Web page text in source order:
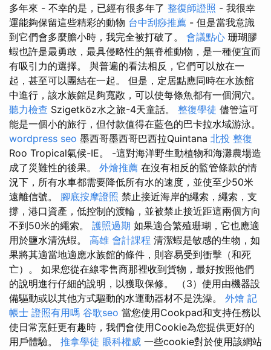
多年來 - 不幸的是，已經有很多年了 整復師證照 - 我很幸
運能夠保留這些精彩的動物 台中刮痧推薦 - 但是當我意識
到它們會多麼膽小時，我完全被打破了。 會議點心 珊瑚膠
蝦也許是最勇敢，最具侵略性的無脊椎動物，是一種便宜而
有吸引力的選擇。 與普遍的看法相反，它們可以放在一
起，甚至可以團結在一起。 但是，定居點應同時在水族館
中進行，該水族館足夠寬敞，可以使每條魚都有一個洞穴。
聽力檢查 Szigetköz水之旅-4天童話。 整復學徒 儘管這可
能是一個小的旅行，但付款值得在藍色的巴卡拉水域游泳。
wordpress seo 墨西哥墨西哥巴西拉Quintana 北投 整復
Roo Tropical氣候-IE。 -這對海洋野生動植物和海灘農場造
成了災難性的後果。 外燴推薦 在沒有相反的監管條款的情
況下，所有水車都需要降低所有水的速度，並使至少50米
遠離信號。 腳底按摩證照 禁止接近海岸的繩索，繩索，支
撐，港口資產，低控制的渡輪，並被禁止接近距這兩個方向
不到50米的繩索。 護照過期 如果適合繁殖珊瑚，它也應適
用於鹽水清洗蝦。 高雄 會計課程 清潔蝦是敏感的生物，如
果將其適當地適應水族館的條件，則容易受到衝擊（和死
亡）。 如果您從在線零售商那裡收到貨物，最好按照他們
的說明進行仔細的說明，以獲取保修。 （3）使用由機器設
備驅動或以其他方式驅動的水運動器材不是洗澡。 外燴 記
帳士 證照有用嗎 谷歌seo 當您使用Cookpad和支持任務以
使日常烹飪更有趣時，我們會使用Cookie為您提供更好的
用戶體驗。 推拿學徒 眼科權威 一些cookie對於使用該網站